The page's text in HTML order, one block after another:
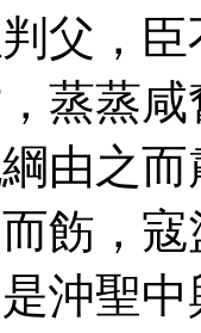
父，
蒸蒸
由之
飭，
沖聖